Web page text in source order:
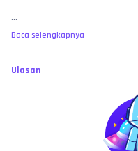
...
Baca selengkapnya
Ulasan